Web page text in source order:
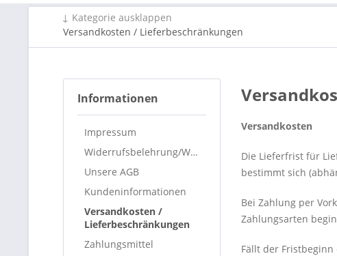
↓ Kategorie ausklappen
Versandkosten / Lieferbeschränkungen
Informationen
Impressum
Widerrufsbelehrung/Widerrufsformular
Unsere AGB
Kundeninformationen
Versandkosten /
Lieferbeschränkungen
Zahlungsmittel
Versandkosten
Die Lieferfrist für
bestimmt sich
Bei Zahlung per
Zahlungsarten
Fällt der Fristbeginn